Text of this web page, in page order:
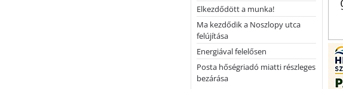
Elkezdődött a munka!
Ma kezdődik a Noszlopy utca
felújítása
Energiával felelősen
Posta hőségriadó miatti részleges
bezárása